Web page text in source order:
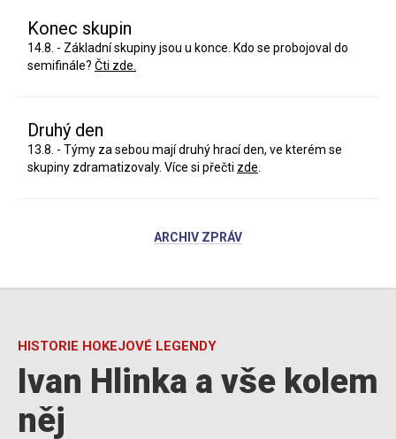
Konec skupin
14.8. - Základní skupiny jsou u konce. Kdo se probojoval do
semifinále? Čti zde.
Druhý den
13.8. - Týmy za sebou mají druhý hrací den, ve kterém se
skupiny zdramatizovaly. Více si přečti zde
ARCHIV ZPRÁV
HISTORIE HOKEJOVÉ LEGENDY
Ivan Hlinka a vše kolem
něj